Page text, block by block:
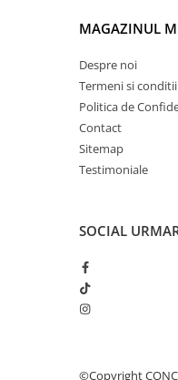
MAGAZINUL
Despre noi
Termeni si conditii
Politica de
Contact
Sitemap
Testimoniale
SOCIAL
©Copyright